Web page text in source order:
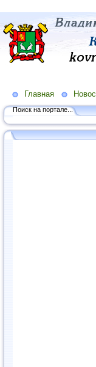
Главная
Поиск на портале...